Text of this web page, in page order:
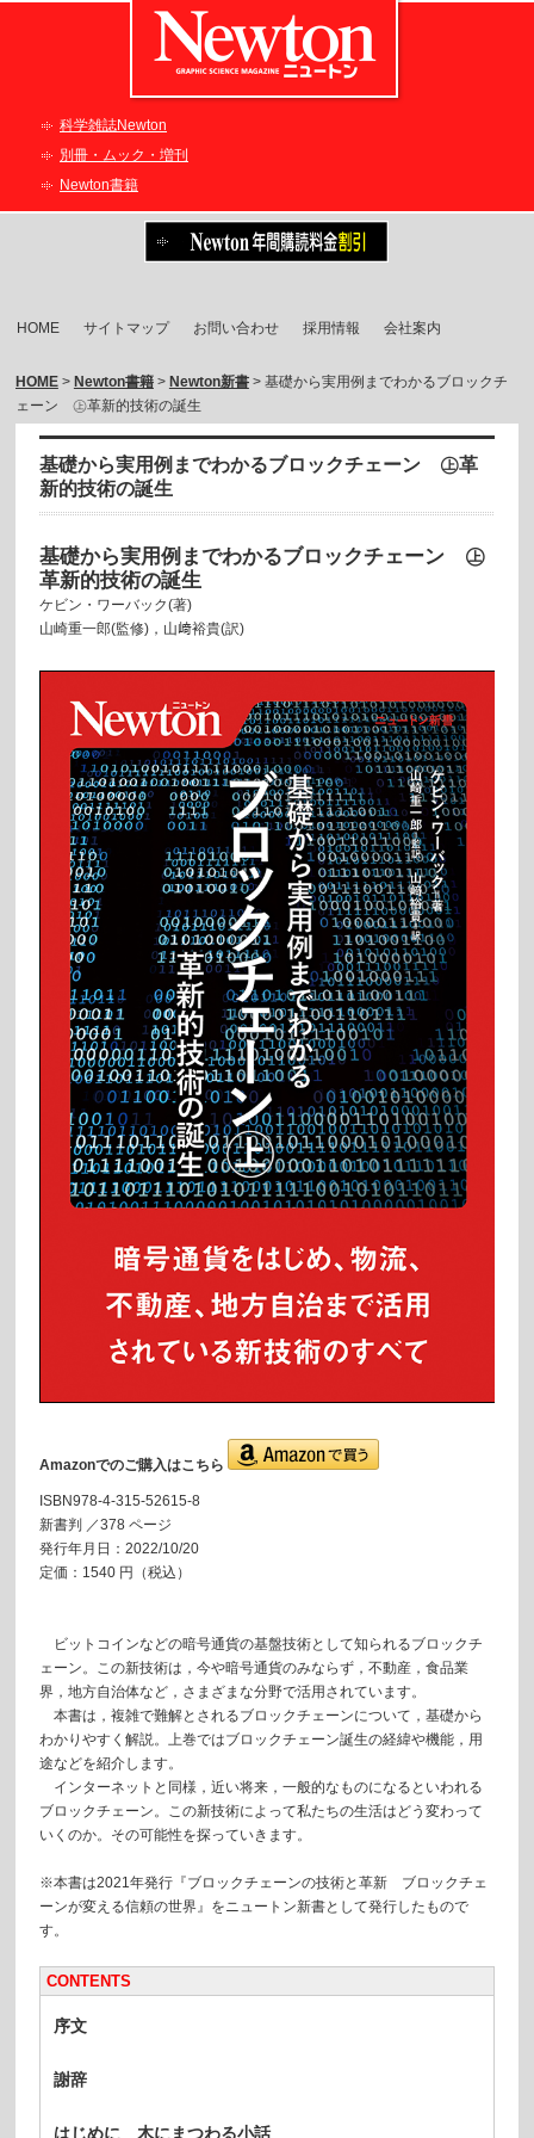
科学雑誌Newton
別冊・ムック・増刊
Newton書籍
HOME サイトマップ お問い合わせ 採用情報 会社案内
HOME> Newton書籍> Newton新書> 基礎から実用例までわかるブロックチ
ェーン ㊤革新的技術の誕生
基礎から実用例までわかるブロックチェーン ㊤革
新的技術の誕生
基礎から実用例までわかるブロックチェーン ㊤
革新的技術の誕生
ケビン・ワーバック(著)
山崎重一郎(監修)，山﨑裕貴(訳)
Amazonでのご購入はこちら
ISBN978-4-315-52615-8
新書判 ／378 ページ
発行年月日：2022/10/20
定価：1540 円（税込）
ビットコインなどの暗号通貨の基盤技術として知られるブロックチ
ェーン。この新技術は，今や暗号通貨のみならず，不動産，食品業
界，地方自治体など，さまざまな分野で活用されています。
本書は，複雑で難解とされるブロックチェーンについて，基礎から
わかりやすく解説。上巻ではブロックチェーン誕生の経緯や機能，用
途などを紹介します。
インターネットと同様，近い将来，一般的なものになるといわれる
ブロックチェーン。この新技術によって私たちの生活はどう変わって
いくのか。その可能性を探っていきます。
※本書は2021年発行『ブロックチェーンの技術と革新 ブロックチェ
ーンが変える信頼の世界』をニュートン新書として発行したもので
す。
CONTENTS
序文
謝辞
はじめに 木にまつわる小話